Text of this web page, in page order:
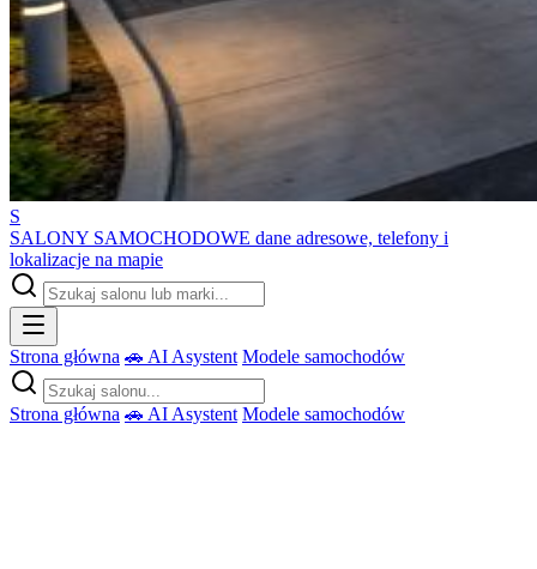
S
SALONY SAMOCHODOWE dane adresowe, telefony i
lokalizacje na mapie
Strona główna 🚗 AI Asystent Modele samochodów
Strona główna 🚗 AI Asystent Modele samochodów